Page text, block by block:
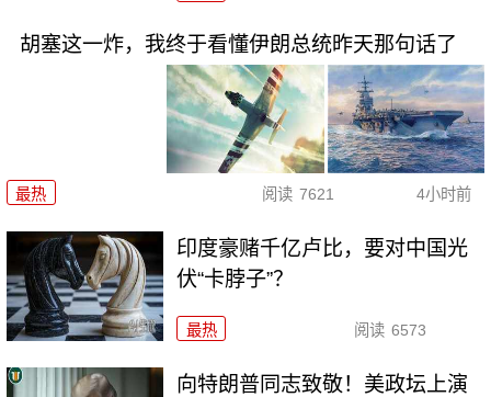
胡塞这一炸，我终于看懂伊朗总统昨天那句话了
最热 阅读 7621 4小时前
印度豪赌千亿卢比，要对中国光
伏“卡脖子”？
最热 阅读 6573
向特朗普同志致敬！美政坛上演